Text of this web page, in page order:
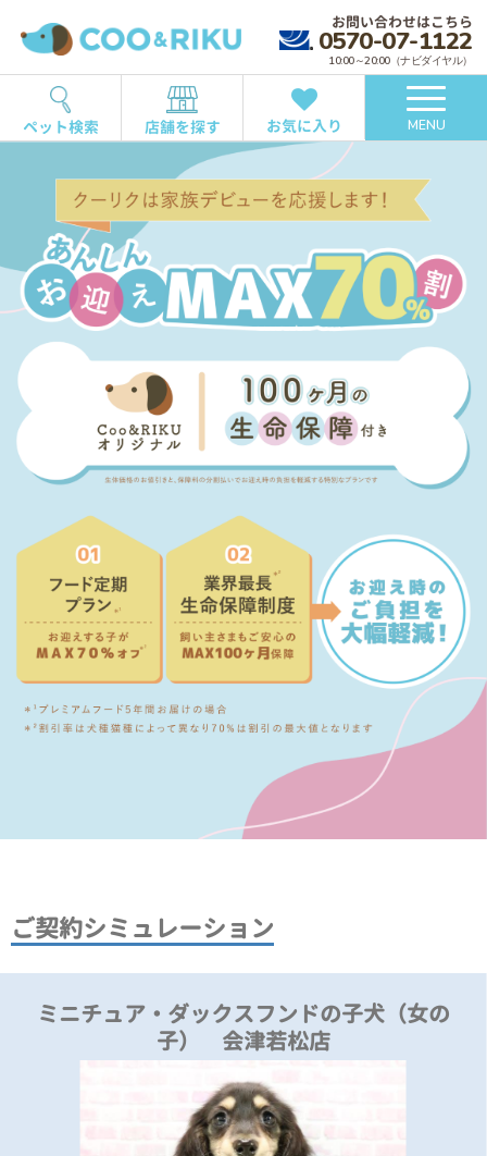
お問い合わせはこちら
0570-07-1122
10:00～20:00（ナビダイヤル）
ペット検索 店舗を探す お気に入り MENU
ご契約シミュレーション
ミニチュア・ダックスフンドの子犬（女の
子） 会津若松店